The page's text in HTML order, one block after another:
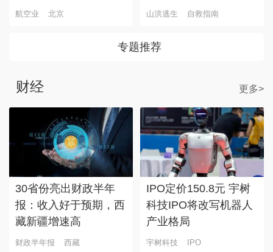
航空业 北京 山洪逃生 自救指南
专题推荐
财经 更多>
30省份亮出财政半年
报：收入好于预期，西
藏新疆增速高
财政半年报 西藏
IPO定价150.8元 宇树
科技IPO将改写机器人
产业格局
宇树科技 IPO